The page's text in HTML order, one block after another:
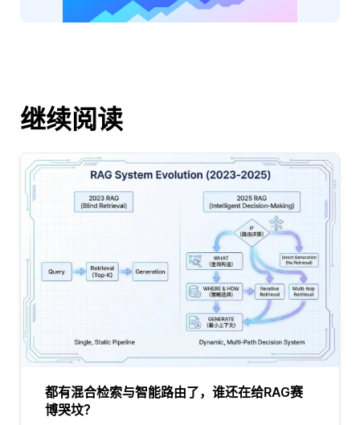
继续阅读
都有混合检索与智能路由了，谁还在给RAG赛
博哭坟？